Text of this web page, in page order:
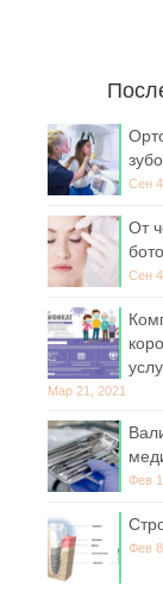
Сен
От
Сен
Мар 21, 2021
Фев
Фев